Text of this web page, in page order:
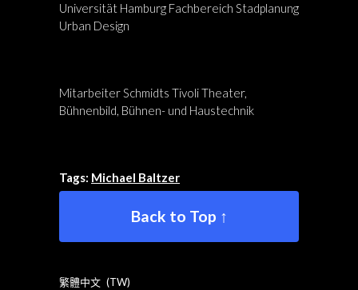
Universität Hamburg Fachbereich Stadplanung
Urban Design
Mitarbeiter Schmidts Tivoli Theater,
Bühnenbild, Bühnen- und Haustechnik
Tags: Michael Baltzer
Back to Top ↑
繁體中文
TW